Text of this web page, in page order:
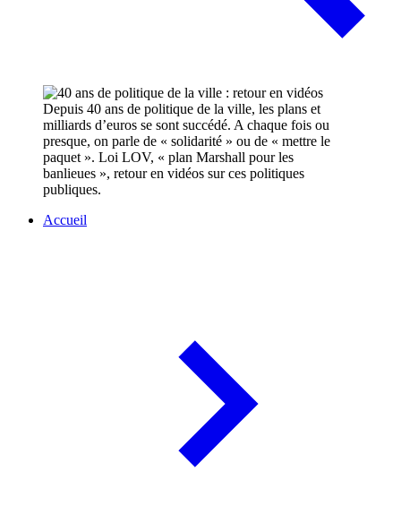
Depuis 40 ans de politique de la ville, les plans et
milliards d’euros se sont succédé. A chaque fois ou
presque, on parle de « solidarité » ou de « mettre le
paquet ». Loi LOV, « plan Marshall pour les
banlieues », retour en vidéos sur ces politiques
publiques.
Accueil